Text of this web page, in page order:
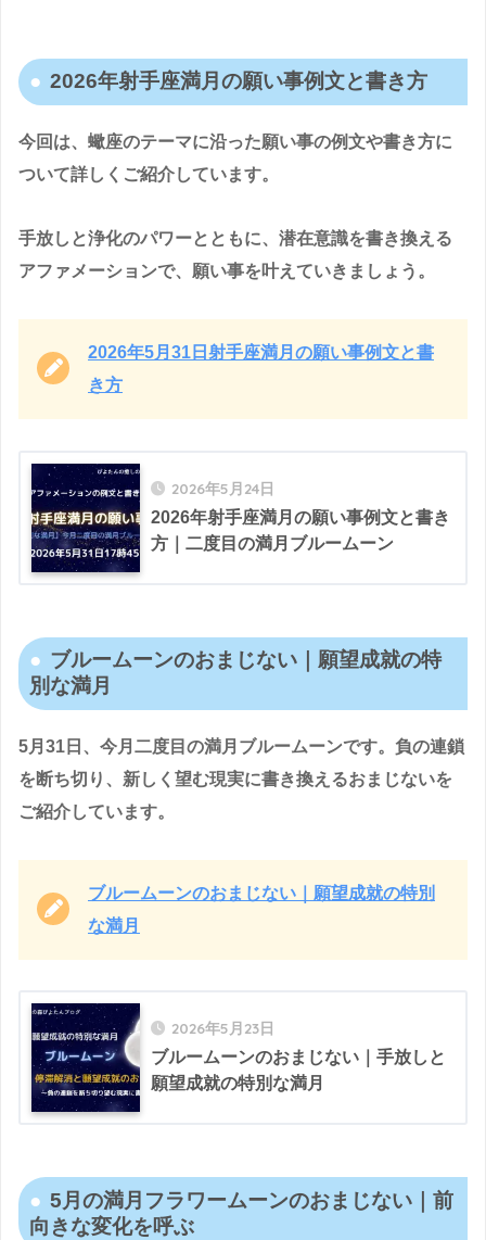
2026年射手座満月の願い事例文と書き方
今回は、蠍座のテーマに沿った願い事の例文や書き方に
ついて詳しくご紹介しています。
手放しと浄化のパワーとともに、潜在意識を書き換える
アファメーションで、願い事を叶えていきましょう。
2026年5月31日射手座満月の願い事例文と書
き方
2026年5月24日
2026年射手座満月の願い事例文と書き
方｜二度目の満月ブルームーン
ブルームーンのおまじない｜願望成就の特
別な満月
5月31日、今月二度目の満月ブルームーンです。負の連鎖
を断ち切り、新しく望む現実に書き換えるおまじないを
ご紹介しています。
ブルームーンのおまじない｜願望成就の特別
な満月
2026年5月23日
ブルームーンのおまじない｜手放しと
願望成就の特別な満月
5月の満月フラワームーンのおまじない｜前
向きな変化を呼ぶ